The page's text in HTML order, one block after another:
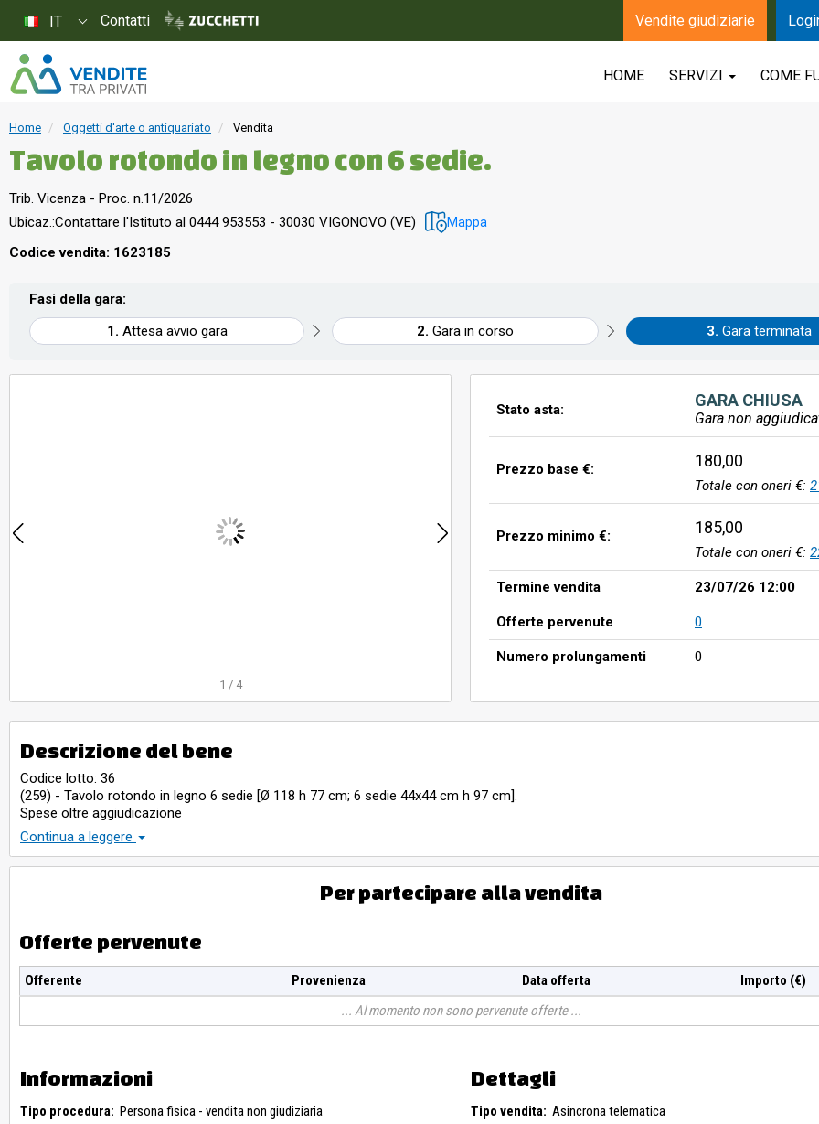
HOME SERVIZI COME
Home Oggetti d'arte o antiquariato Vendita
Tavolo rotondo in legno con 6 sedie.
Trib. Vicenza - Proc. n.11/2026
Ubicaz.:Contattare l'Istituto al 0444 953553 - 30030 VIGONOVO (VE) Mappa
Codice vendita: 1623185
Fasi della gara:
Attesa avvio gara
Gara in corso Gara terminata
1 / 4
Stato asta: GARA CHIUSA
Gara non
Prezzo base €: 180,00
Totale con oneri €:
Prezzo minimo €: 185,00
Totale con oneri €:
Termine vendita 23/07/26 12:00
Offerte pervenute 0
Numero prolungamenti 0
Descrizione del bene
Codice lotto: 36
(259) - Tavolo rotondo in legno 6 sedie [Ø 118 h 77 cm; 6 sedie 44x44 cm h 97 cm].
Spese oltre aggiudicazione
* 17% Diritti di vendita
* IVA 22% su diritti di vendita
* IVA SU AGGIUDICAZIONE NON PREVISTA
sono meramente indicative e non vincolanti.
Le foto, i video e i Virtual Tour pubblicati nei portali sono indicativi e non rappresentano certificazione.
I beni sono venduti nello stato di fatto e di diritto in cui si trovano come visti e piaciuti.
Consultare la sezione Condizioni di partecipazione all'interno della scheda di ogni lotto nel sito www.fallcoaste.it.
Per maggiori informazioni contattare l'Istituto Vendite Giudiziarie di Vicenza al numero 0444/953553 o via mail all'indirizzo
assistenzafallimenti@ivgvicenza.it.
Continua a leggere
Per partecipare alla vendita
Offerte pervenute
Offerente Provenienza Data offerta
Importo (€)
Al momento non sono pervenute offerte
Informazioni
Tipo procedura: Persona fisica - vendita non giudiziaria
Dettagli
Tipo vendita: Asincrona telematica
IT Contatti Vendite giudiziarie